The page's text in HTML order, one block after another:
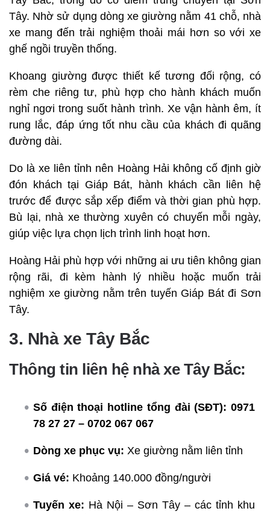
Tây. Nhờ sử dụng dòng xe giường nằm 41 chỗ, nhà
xe mang đến trải nghiệm thoải mái hơn so với xe
ghế ngồi truyền thống.
Khoang giường được thiết kế tương đối rộng, có
rèm che riêng tư, phù hợp cho hành khách muốn
nghỉ ngơi trong suốt hành trình. Xe vận hành êm, ít
rung lắc, đáp ứng tốt nhu cầu của khách đi quãng
đường dài.
Do là xe liên tỉnh nên Hoàng Hải không cố định giờ
đón khách tại Giáp Bát, hành khách cần liên hệ
trước để được sắp xếp điểm và thời gian phù hợp.
Bù lại, nhà xe thường xuyên có chuyến mỗi ngày,
giúp việc lựa chọn lịch trình linh hoạt hơn.
Hoàng Hải phù hợp với những ai ưu tiên không gian
rộng rãi, đi kèm hành lý nhiều hoặc muốn trải
nghiệm xe giường nằm trên tuyến Giáp Bát đi Sơn
Tây.
3. Nhà xe Tây Bắc
Thông tin liên hệ nhà xe Tây Bắc:
Số điện thoại hotline tổng đài (SĐT): 0971
78 27 27 – 0702 067 067
Dòng xe phục vụ: Xe giường nằm liên tỉnh
Giá vé: Khoảng 140.000 đồng/người
Tuyến xe: Hà Nội – Sơn Tây – các tỉnh khu